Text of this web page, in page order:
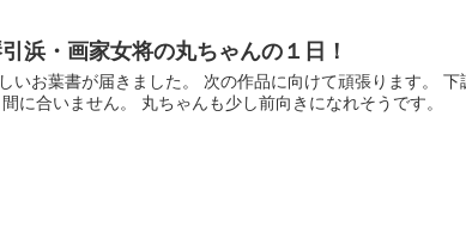
浜・画家女将の丸ちゃんの１日！
いお葉書が届きました。 次の作品に向けて頑張ります。
間に合いません。 丸ちゃんも少し前向きになれそうです。